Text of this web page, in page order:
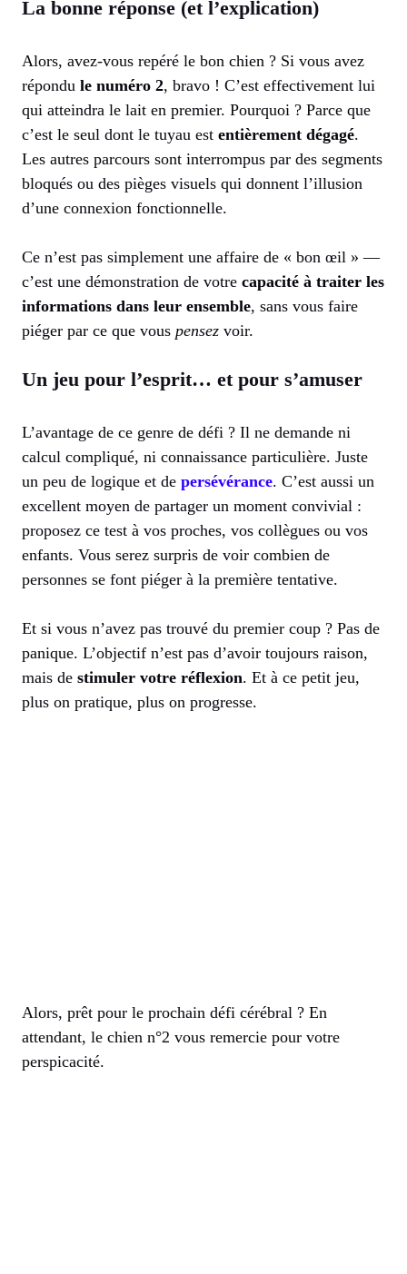
La bonne réponse (et l’explication)
Alors, avez-vous repéré le bon chien ? Si vous avez
répondu le numéro 2, bravo ! C’est effectivement lui
qui atteindra le lait en premier. Pourquoi ? Parce que
c’est le seul dont le tuyau est entièrement dégagé.
Les autres parcours sont interrompus par des segments
bloqués ou des pièges visuels qui donnent l’illusion
d’une connexion fonctionnelle.
Ce n’est pas simplement une affaire de « bon œil » —
c’est une démonstration de votre capacité à traiter les
informations dans leur ensemble, sans vous faire
piéger par ce que vous pensez voir.
Un jeu pour l’esprit… et pour s’amuser
L’avantage de ce genre de défi ? Il ne demande ni
calcul compliqué, ni connaissance particulière. Juste
un peu de logique et de persévérance. C’est aussi un
excellent moyen de partager un moment convivial :
proposez ce test à vos proches, vos collègues ou vos
enfants. Vous serez surpris de voir combien de
personnes se font piéger à la première tentative.
Et si vous n’avez pas trouvé du premier coup ? Pas de
panique. L’objectif n’est pas d’avoir toujours raison,
mais de stimuler votre réflexion. Et à ce petit jeu,
plus on pratique, plus on progresse.
Alors, prêt pour le prochain défi cérébral ? En
attendant, le chien n°2 vous remercie pour votre
perspicacité.